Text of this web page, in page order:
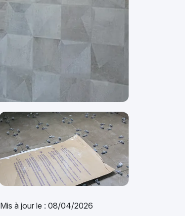
Mis à jour le : 08/04/2026